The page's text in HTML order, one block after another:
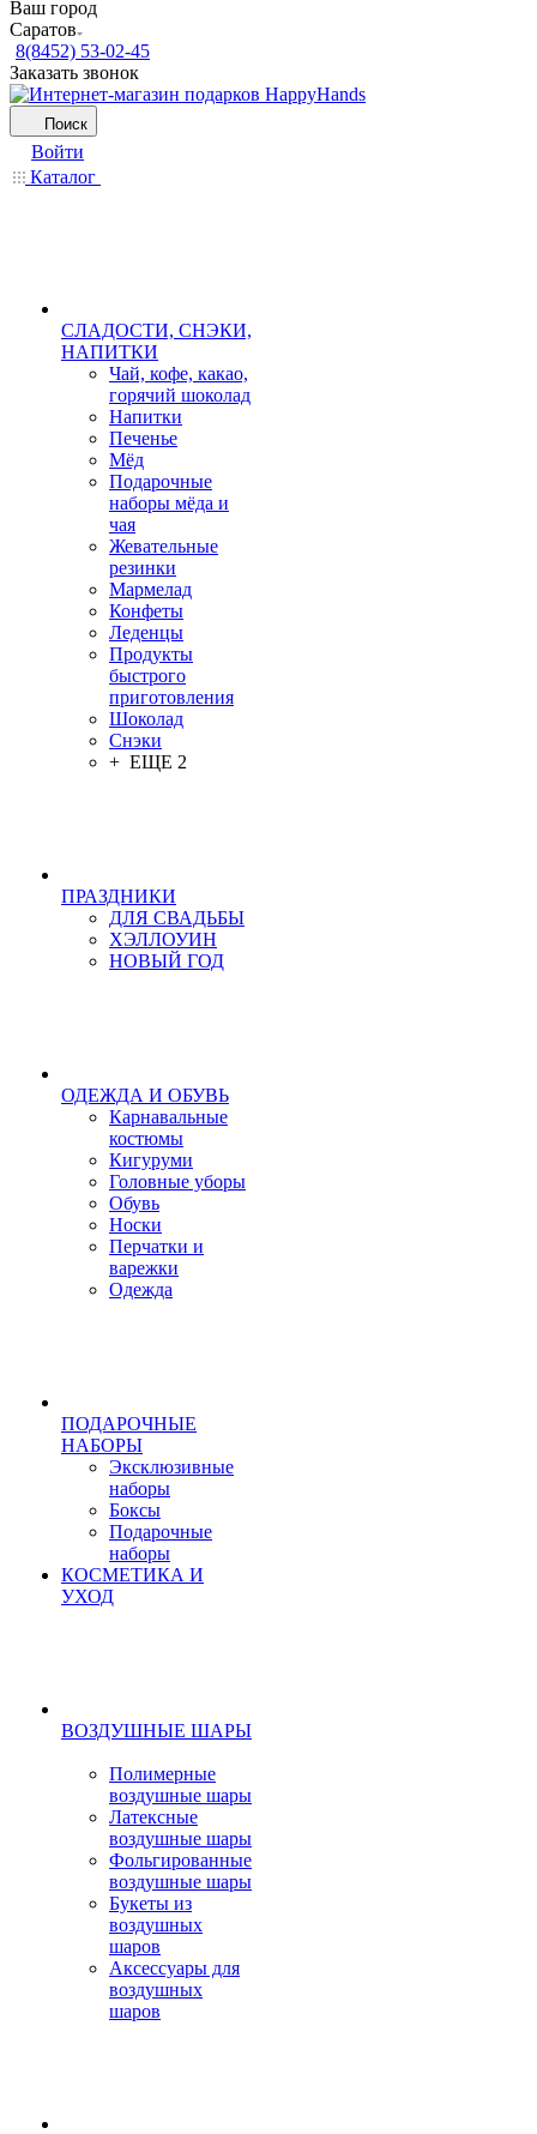
Ваш город
Саратов
8(8452) 53-02-45
Заказать звонок
Поиск
Войти
Каталог
СЛАДОСТИ, СНЭКИ,
НАПИТКИ
Чай, кофе, какао,
горячий шоколад
Напитки
Печенье
Мёд
Подарочные
наборы мёда и
чая
Жевательные
резинки
Мармелад
Конфеты
Леденцы
Продукты
быстрого
приготовления
Шоколад
Снэки
+ ЕЩЕ 2
ПРАЗДНИКИ
ДЛЯ СВАДЬБЫ
ХЭЛЛОУИН
НОВЫЙ ГОД
ОДЕЖДА И ОБУВЬ
Карнавальные
костюмы
Кигуруми
Головные уборы
Обувь
Носки
Перчатки и
варежки
Одежда
ПОДАРОЧНЫЕ
НАБОРЫ
Эксклюзивные
наборы
Боксы
Подарочные
наборы
КОСМЕТИКА И
УХОД
ВОЗДУШНЫЕ ШАРЫ
Полимерные
воздушные шары
Латексные
воздушные шары
Фольгированные
воздушные шары
Букеты из
воздушных
шаров
Аксессуары для
воздушных
шаров